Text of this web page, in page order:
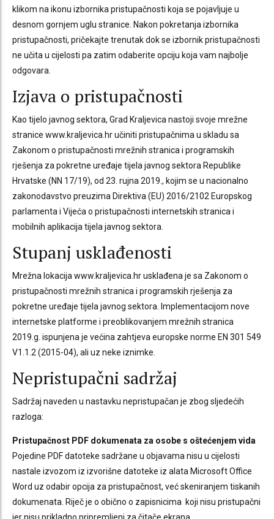
klikom na ikonu izbornika pristupačnosti koja se pojavljuje u
desnom gornjem uglu stranice. Nakon pokretanja izbornika
pristupačnosti, pričekajte trenutak dok se izbornik pristupačnosti
ne učita u cijelosti pa zatim odaberite opciju koja vam najbolje
odgovara.
Izjava o pristupačnosti
Kao tijelo javnog sektora, Grad Kraljevica nastoji svoje mrežne
stranice www.kraljevica.hr učiniti pristupačnima u skladu sa
Zakonom o pristupačnosti mrežnih stranica i programskih
rješenja za pokretne uređaje tijela javnog sektora Republike
Hrvatske (NN 17/19), od 23. rujna 2019., kojim se u nacionalno
zakonodavstvo preuzima Direktiva (EU) 2016/2102 Europskog
parlamenta i Vijeća o pristupačnosti internetskih stranica i
mobilnih aplikacija tijela javnog sektora.
Stupanj usklađenosti
Mrežna lokacija www.kraljevica.hr usklađena je sa Zakonom o
pristupačnosti mrežnih stranica i programskih rješenja za
pokretne uređaje tijela javnog sektora. Implementacijom nove
internetske platforme i preoblikovanjem mrežnih stranica
2019.g. ispunjena je većina zahtjeva europske norme EN 301 549
V1.1.2 (2015-04), ali uz neke iznimke.
Nepristupačni sadržaj
Sadržaj naveden u nastavku nepristupačan je zbog sljedećih
razloga:
Pristupačnost PDF dokumenata za osobe s oštećenjem vida
Pojedine PDF datoteke sadržane u objavama nisu u cijelosti
nastale izvozom iz izvorišne datoteke iz alata Microsoft Office
Word uz odabir opcija za pristupačnost, već skeniranjem tiskanih
dokumenata. Riječ je o obično o zapisnicima koji nisu pristupačni